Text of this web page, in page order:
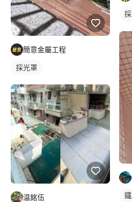
簡意金屬工程
採光罩
温銘伍